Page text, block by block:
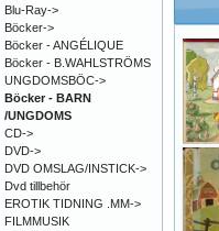
Blu-Ray->
Böcker->
Böcker - ANGÉLIQUE
Böcker - B.WAHLSTRÖMS
UNGDOMSBÖC->
Böcker - BARN
/UNGDOMS
CD->
DVD->
DVD OMSLAG/INSTICK->
Dvd tillbehör
EROTIK TIDNING .MM->
FILMMUSIK